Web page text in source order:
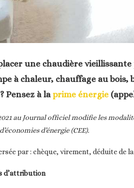
une chaudière
à chaleur, chauffage au bois,
Pensez à la prime énergie
au Journal officiel modifie les
d’énergie (CEE).
par : chèque, virement, déduite de
d’attribution